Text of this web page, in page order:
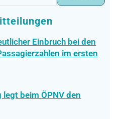
Einbruch bei den
im ersten
legt beim ÖPNV den